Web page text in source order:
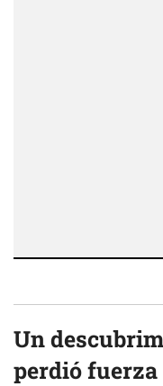
Un
perdió